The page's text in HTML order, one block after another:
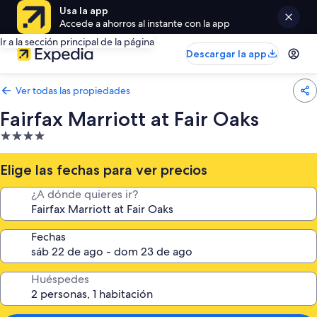
Usa la app
Accede a ahorros al instante con la app
Ir a la sección principal de la página
Descargar la app
Ver todas las propiedades
Fairfax Marriott at Fair Oaks
Propiedad
de
4.0
estrellas
Elige las fechas para ver precios
¿A dónde quieres ir?
Fechas
Huéspedes